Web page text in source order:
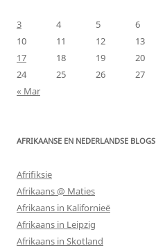
3
4 5 6
10
11 12 13
17
18 19 20
24
25 26 27
« Mar
AFRIKAANSE EN NEDERLANDSE BLOGS
Afrifiksie
Afrikaans @ Maties
Afrikaans in Kalifornieë
Afrikaans in Leipzig
Afrikaans in Skotland